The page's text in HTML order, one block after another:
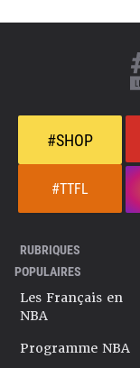
#SHOP
#TTFL
RUBRIQUES
POPULAIRES
Les Français en
NBA
Programme NBA